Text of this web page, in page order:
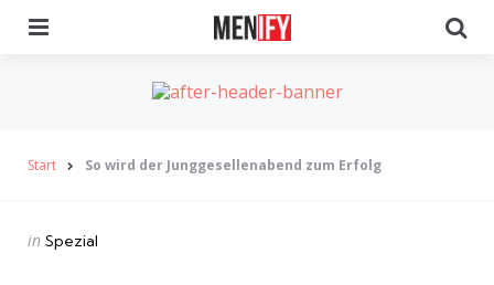
Start So wird der Junggesellenabend zum Erfolg
Categories
Posted
in Spezial